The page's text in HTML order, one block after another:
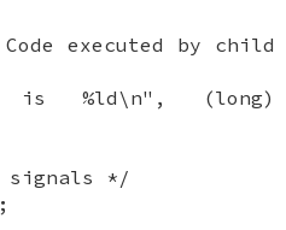
executed by child
is %ld\n", (long)
signals */